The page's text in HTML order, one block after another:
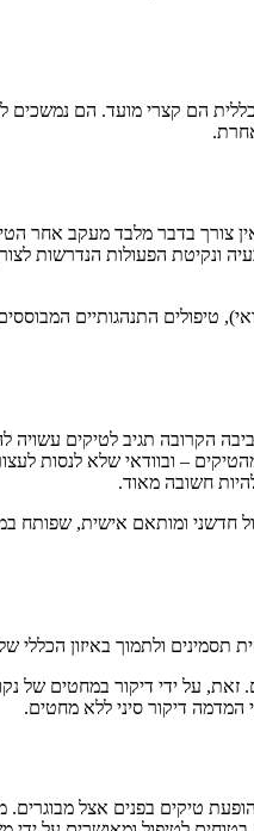
הם קצרי מועד. הם נמשכים
צורך בדבר מלבד מעקב אחר
ונקיטת הפעולות הנדרשות
טיפולים התנהגותיים
הקרובה תגיב לטיקים עשויה
– ובוודאי שלא לנסות
חשובה מאוד.
חדשני ומותאם אישית,
ולתמוך באיזון הכללי
על ידי דיקור במחטים של
המדמה דיקור סיני ללא מחטים.
טיקים בפנים אצל מבוגרים.